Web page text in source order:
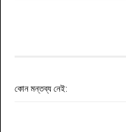
কোন মন্তব্য নেই: